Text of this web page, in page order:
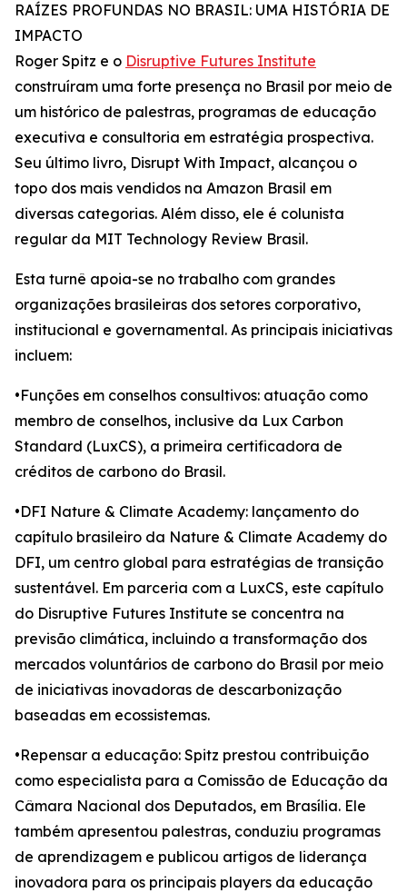
RAÍZES PROFUNDAS NO BRASIL: UMA HISTÓRIA DE
IMPACTO
Roger Spitz e o Disruptive Futures Institute
construíram uma forte presença no Brasil por meio de
um histórico de palestras, programas de educação
executiva e consultoria em estratégia prospectiva.
Seu último livro, Disrupt With Impact, alcançou o
topo dos mais vendidos na Amazon Brasil em
diversas categorias. Além disso, ele é colunista
regular da MIT Technology Review Brasil.
Esta turnê apoia-se no trabalho com grandes
organizações brasileiras dos setores corporativo,
institucional e governamental. As principais iniciativas
incluem:
•Funções em conselhos consultivos: atuação como
membro de conselhos, inclusive da Lux Carbon
Standard (LuxCS), a primeira certificadora de
créditos de carbono do Brasil.
•DFI Nature & Climate Academy: lançamento do
capítulo brasileiro da Nature & Climate Academy do
DFI, um centro global para estratégias de transição
sustentável. Em parceria com a LuxCS, este capítulo
do Disruptive Futures Institute se concentra na
previsão climática, incluindo a transformação dos
mercados voluntários de carbono do Brasil por meio
de iniciativas inovadoras de descarbonização
baseadas em ecossistemas.
•Repensar a educação: Spitz prestou contribuição
como especialista para a Comissão de Educação da
Câmara Nacional dos Deputados, em Brasília. Ele
também apresentou palestras, conduziu programas
de aprendizagem e publicou artigos de liderança
inovadora para os principais players da educação